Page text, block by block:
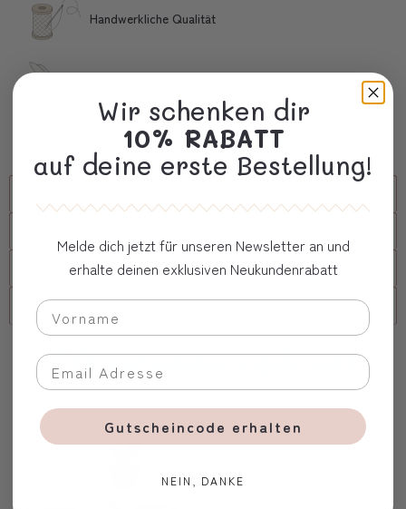
Handwerkliche Qualität
Schnelle Lieferung
Kostbare Verpackung
Firmenkunde
Oft zusammen gekauft
Wir schenken dir
10% RABATT
auf deine erste Bestellung!
Melde dich jetzt für unseren Newsletter an und
erhalte deinen exklusiven Neukundenrabatt
Gutscheincode erhalten
NEIN, DANKE